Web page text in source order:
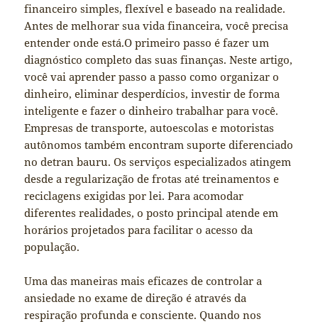
financeiro simples, flexível e baseado na realidade.
Antes de melhorar sua vida financeira, você precisa
entender onde está.O primeiro passo é fazer um
diagnóstico completo das suas finanças. Neste artigo,
você vai aprender passo a passo como organizar o
dinheiro, eliminar desperdícios, investir de forma
inteligente e fazer o dinheiro trabalhar para você.
Empresas de transporte, autoescolas e motoristas
autônomos também encontram suporte diferenciado
no detran bauru. Os serviços especializados atingem
desde a regularização de frotas até treinamentos e
reciclagens exigidas por lei. Para acomodar
diferentes realidades, o posto principal atende em
horários projetados para facilitar o acesso da
população.
Uma das maneiras mais eficazes de controlar a
ansiedade no exame de direção é através da
respiração profunda e consciente. Quando nos